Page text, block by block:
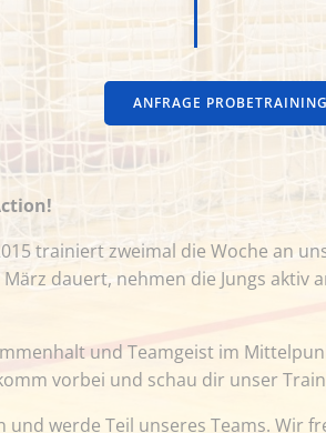
ANFRAGE PROBETRAINING
trainiert zweimal die Woche an
dauert, nehmen die Jungs
und Teamgeist im
vorbei und schau dir unser
werde Teil unseres Teams. Wir